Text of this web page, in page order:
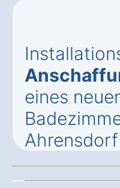
eines
Ahrensdorf